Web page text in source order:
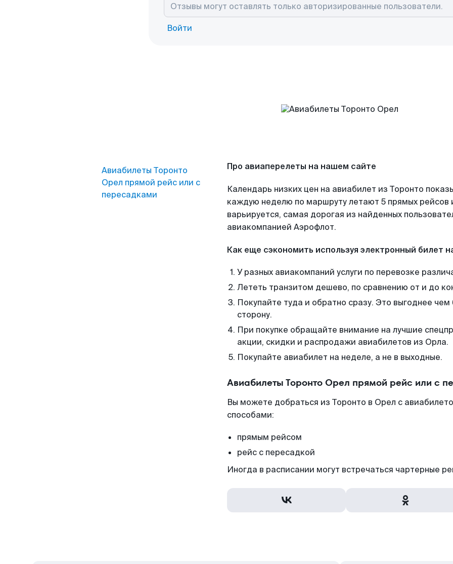
Войти
Авиабилеты Торонто
Орел прямой рейс или с
пересадками
Про авиаперелеты на нашем сайте
Календарь низких цен на авиабилет из Торонто
каждую неделю по маршруту летают 5 прямых рейсов
варьируется, самая дорогая из найденных
авиакомпанией Аэрофлот.
Как еще сэкономить используя электронный билет
У разных авиакомпаний услуги по перевозке
Лететь транзитом дешево, по сравнению от и до
Покупайте туда и обратно сразу. Это выгоднее
сторону.
При покупке обращайте внимание на лучшие
акции, скидки и распродажи авиабилетов из Орла.
Покупайте авиабилет на неделе, а не в выходные.
Авиабилеты Торонто Орел прямой рейс или с
Вы можете добраться из Торонто в Орел с
способами:
прямым рейсом
рейс с пересадкой
Иногда в расписании могут встречаться чартерные